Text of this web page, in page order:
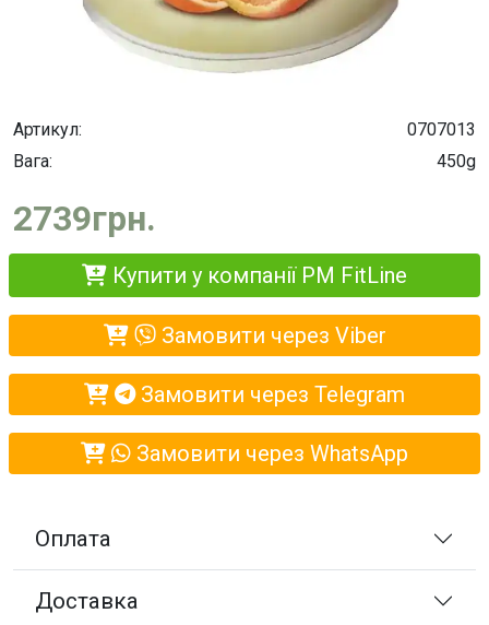
Артикул:
0707013
Вага:
450g
2739грн.
Купити у компанії PM FitLine
Замовити через Viber
Замовити через Telegram
Замовити через WhatsApp
Оплата
Доставка